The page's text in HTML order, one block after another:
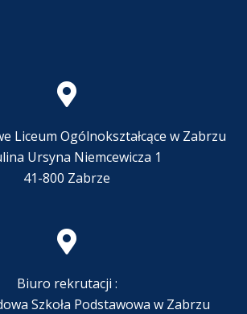
Liceum Ogólnokształcące w Zabrzu
Ursyna Niemcewicza 1
41-800 Zabrze
Biuro rekrutacji :
Szkoła Podstawowa w Zabrzu